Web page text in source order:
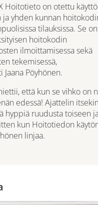
Hoitotieto on otettu
yhden kunnan
tilauksissa. Se
hoitokodin
ilmoittamisessa sekä
tekemisessä,
Pöyhönen.
että kun se vihko on
edessä! Ajattelin
hyppiä ruudusta toiseen
kun Hoitotiedon
linjaa.